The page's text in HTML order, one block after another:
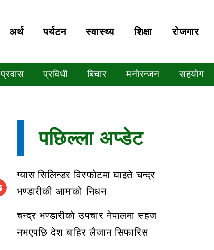
अर्थ पर्यटन स्वास्थ्य शिक्षा रोजगार
प्रवास प्रविधी बिचार मनोरन्जन सहयोग
पछिल्ला अप्डेट
ग्यास सिलिन्डर विस्फोटमा घाइते चन्द्र
भण्डारीकी आमाको निधन
चन्द्र भण्डारीको उपचार नेपालमा सहज
नभएपछि देश बाहिर लैजान सिफारिस